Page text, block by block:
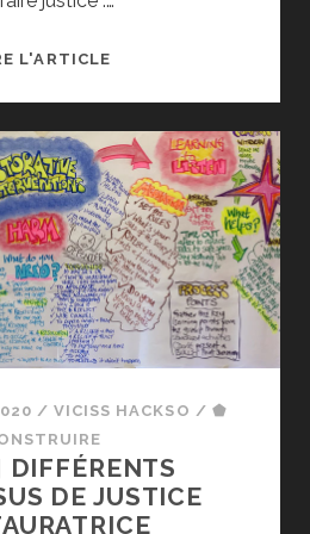
L'ARTICLE⬟
LA
POLICE
FAIT
DE
LA
JUSTICE
RESTAURATRICE…
/VICISS HACKSO / ⬟
DE JUSTICE